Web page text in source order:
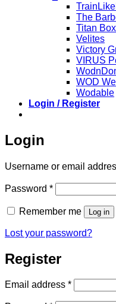
The
Titan
Velites
Victory
VIRUS
WOD
Wodable
Login / Register
Login
Username or email
Password *Required
Remember me Log in
Lost your password?
Register
Email address *Required